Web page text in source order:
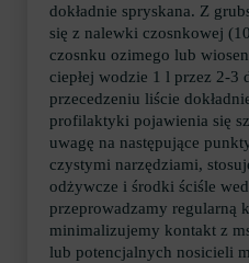
dokładnie spryskana. Z
się z nalewki czosnkowej
czosnku ozimego lub
ciepłej wodzie 1 l przez 2-3
przecedzeniu liście
profilaktyki pojawienia się
uwagę na następujące
czystymi narzędziami,
odżywcze i środki ściśle
przeprowadzamy regularną
minimalizujemy kontakt z
lub potencjalnych nosicieli